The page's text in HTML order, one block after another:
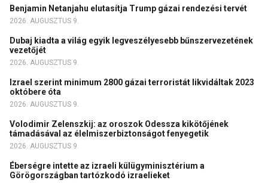
Benjamin Netanjahu elutasítja Trump gázai rendezési tervét
2026. AUGUSZTUS 9.
Dubaj kiadta a világ egyik legveszélyesebb bűnszervezetének
vezetőjét
2026. AUGUSZTUS 9.
Izrael szerint minimum 2800 gázai terroristát likvidáltak 2023
októbere óta
2026. AUGUSZTUS 9.
Volodimir Zelenszkij: az oroszok Odessza kikötőjének
támadásával az élelmiszerbiztonságot fenyegetik
2026. AUGUSZTUS 9.
Éberségre intette az izraeli külügyminisztérium a
Görögországban tartózkodó izraelieket